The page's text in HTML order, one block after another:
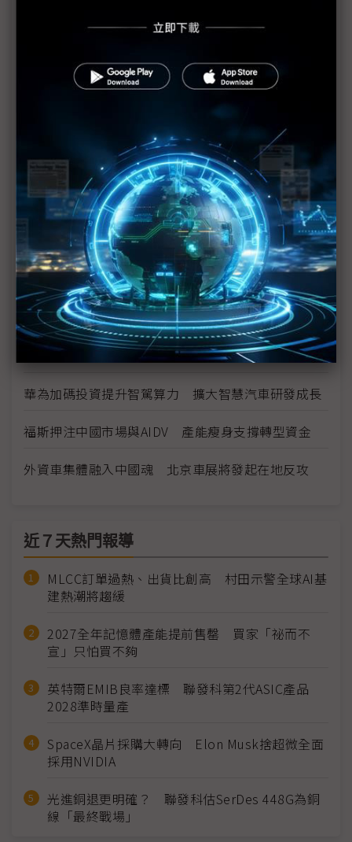
電動反攻、供應鏈躍上舞台
吉利、奇瑞卡位全球供應鏈 北京車展揭示中國汽車
出口成長新戰略
現代北京車展首發Ioniq V 聯手中國5年20款新車全
面進擊
千問、豆包AI上車 北京車展智慧座艙之戰白熱化
北京車展首日 雷軍宣布YU7 GT預計5月底登場
北京車展中歐車企互動成焦點 中國商務部長會晤賓
士董座
華為加碼投資提升智駕算力 擴大智慧汽車研發成長
福斯押注中國市場與AIDV 產能瘦身支撐轉型資金
外資車集體融入中國魂 北京車展將發起在地反攻
近７天熱門報導
MLCC訂單過熱、出貨比創高 村田示警全球AI基
建熱潮將趨緩
2027全年記憶體產能提前售罄 買家「祕而不
宣」只怕買不夠
英特爾EMIB良率達標 聯發科第2代ASIC產品
2028準時量產
SpaceX晶片採購大轉向 Elon Musk捨超微全面
採用NVIDIA
光進銅退更明確？ 聯發科估SerDes 448G為銅
線「最終戰場」